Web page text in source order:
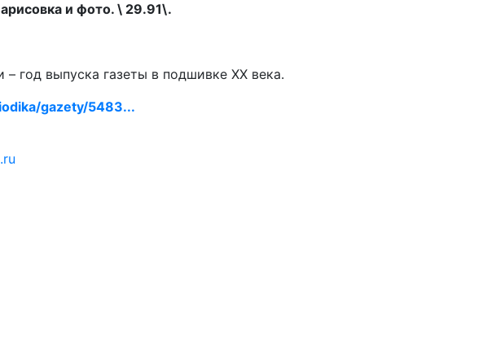
и фото. \ 29.91\.
год выпуска газеты в подшивке ХХ века.
gazety/5483...